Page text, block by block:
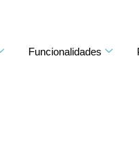
Funcionalidades